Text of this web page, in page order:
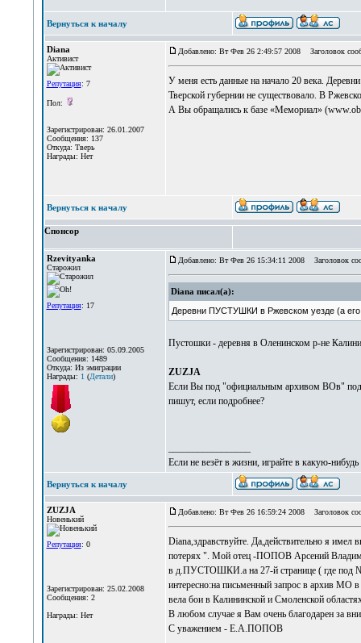
Вернуться к началу
Diana
Активист
Репутация: 7
Пол:
Зарегистрирован: 26.01.2007
Сообщения: 137
Откуда: Тверь
Награды: Нет
Добавлено: Вт Фев 26 2:49:57 2008 Заголовок
У меня есть данные на начало 20 века.
Тверской губернии не существовало. В
А Вы обращались к базе «Мемориал»
Вернуться к началу
Спонсор
Rzevityanka
Старожил
Репутация: 17
Зарегистрирован: 05.09.2005
Сообщения: 1489
Откуда: Из эмиграции
Награды: 1 (Детали)
Добавлено: Вт Фев 26 15:34:11 2008 Заголовок
Diana писал(а):
Деревни ПУСТУШКИ в Ржевском уезде (а его
Пустошки - деревня в Оленинском р-не
ZUZJA
Если Вы под "официальным архивом ВОв"
пишут, если подробнее?
Если не везёт в жизни, играйте в какую-
Вернуться к началу
ZUZJA
Новенький
Репутация: 0
Зарегистрирован: 25.02.2008
Сообщения: 2
Награды: Нет
Добавлено: Вт Фев 26 16:59:24 2008 Заголовок
Diana,здравствуйте. Да,действительно я имел
потерях ". Мой отец -ПОПОВ Арсений
в д.ПУСТОШКИ.а на 27-й странице ( где под
интересно:на письменный запрос в архив
вела бои в Калининской и Смоленской
В любом случае я Вам очень благодарен за
С уважением - Е.А.ПОПОВ